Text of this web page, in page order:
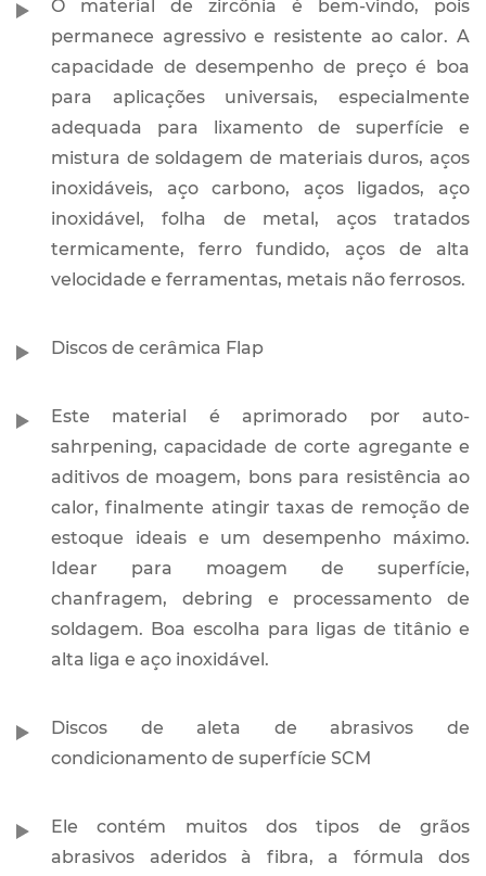
O material de zircônia é bem-vindo, pois
permanece agressivo e resistente ao calor. A
capacidade de desempenho de preço é boa
para aplicações universais, especialmente
adequada para lixamento de superfície e
mistura de soldagem de materiais duros, aços
inoxidáveis, aço carbono, aços ligados, aço
inoxidável, folha de metal, aços tratados
termicamente, ferro fundido, aços de alta
velocidade e ferramentas, metais não ferrosos.
Discos de cerâmica Flap
Este material é aprimorado por auto-
sahrpening, capacidade de corte agregante e
aditivos de moagem, bons para resistência ao
calor, finalmente atingir taxas de remoção de
estoque ideais e um desempenho máximo.
Idear para moagem de superfície,
chanfragem, debring e processamento de
soldagem. Boa escolha para ligas de titânio e
alta liga e aço inoxidável.
Discos de aleta de abrasivos de
condicionamento de superfície SCM
Ele contém muitos dos tipos de grãos
abrasivos aderidos à fibra, a fórmula dos